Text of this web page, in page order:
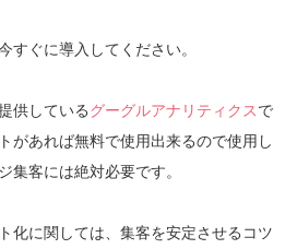
すぐに導入してください。
供しているグーグルアナリティクスで
があれば無料で使用出来るので使用し
集客には絶対必要です。
化に関しては、集客を安定させるコツ